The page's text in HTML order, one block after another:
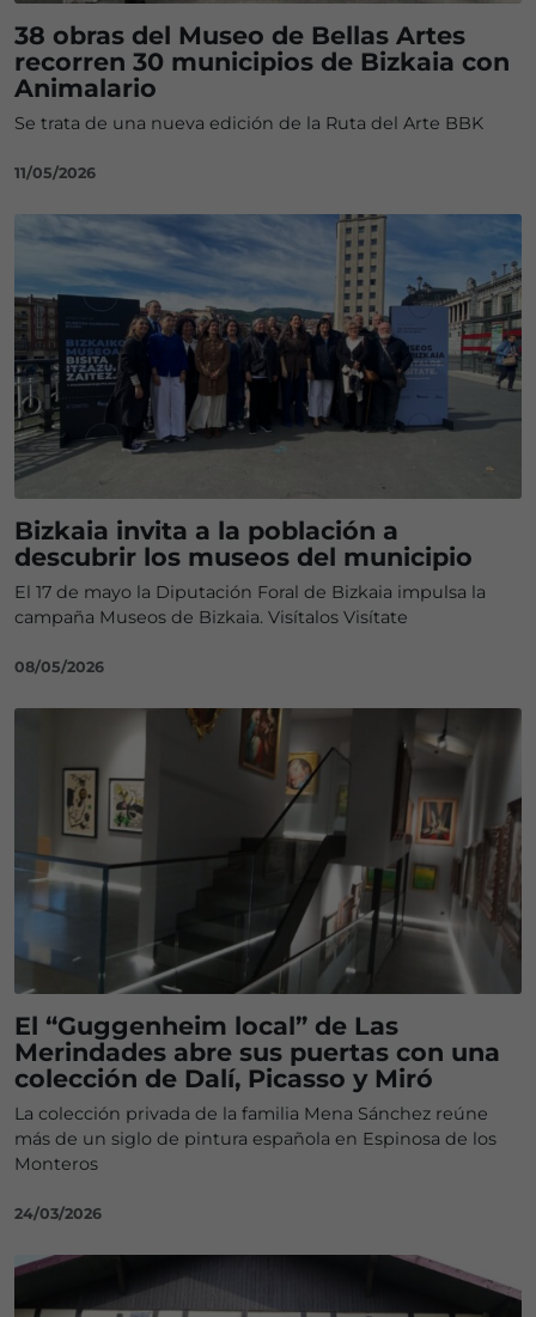
38 obras del Museo de Bellas Artes
recorren 30 municipios de Bizkaia con
Animalario
Se trata de una nueva edición de la Ruta del Arte BBK
11/05/2026
Bizkaia invita a la población a
descubrir los museos del municipio
El 17 de mayo la Diputación Foral de Bizkaia impulsa la
campaña Museos de Bizkaia. Visítalos Visítate
08/05/2026
El “Guggenheim local” de Las
Merindades abre sus puertas con una
colección de Dalí, Picasso y Miró
La colección privada de la familia Mena Sánchez reúne
más de un siglo de pintura española en Espinosa de los
Monteros
24/03/2026